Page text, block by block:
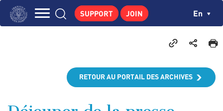
Skip
CENTRE DE RECHERCHES
PUBLICATIONS
NEWS
SUPPORT JOIN En
RETOUR AU PORTAIL DES ARCHIVES
Cookies management panel